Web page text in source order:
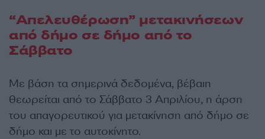
“Απελευθέρωση” μετακινήσεων
από δήμο σε δήμο από το
Σάββατο
Με βάση τα σημερινά δεδομένα, βέβαιη
θεωρείται από το Σάββατο 3 Απριλίου, η άρση
του απαγορευτικού για μετακίνηση από δήμο σε
δήμο και με το αυτοκίνητο.